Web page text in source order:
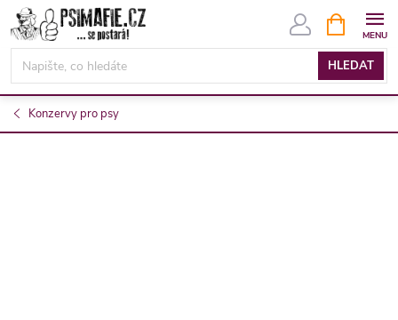
Přejít
na
obsah
HLEDAT
NÁKUPNÍ
KOŠÍK
Konzervy pro psy